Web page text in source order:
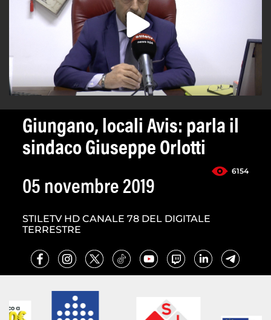
Giungano, locali Avis: parla il
sindaco Giuseppe Orlotti
6154
05 novembre 2019
STILETV HD CANALE 78 DEL DIGITALE
TERRESTRE